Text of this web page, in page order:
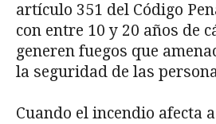
artículo 351 del Código
con entre 10 y 20 años de
generen fuegos que
la seguridad de las
Cuando el incendio afecta